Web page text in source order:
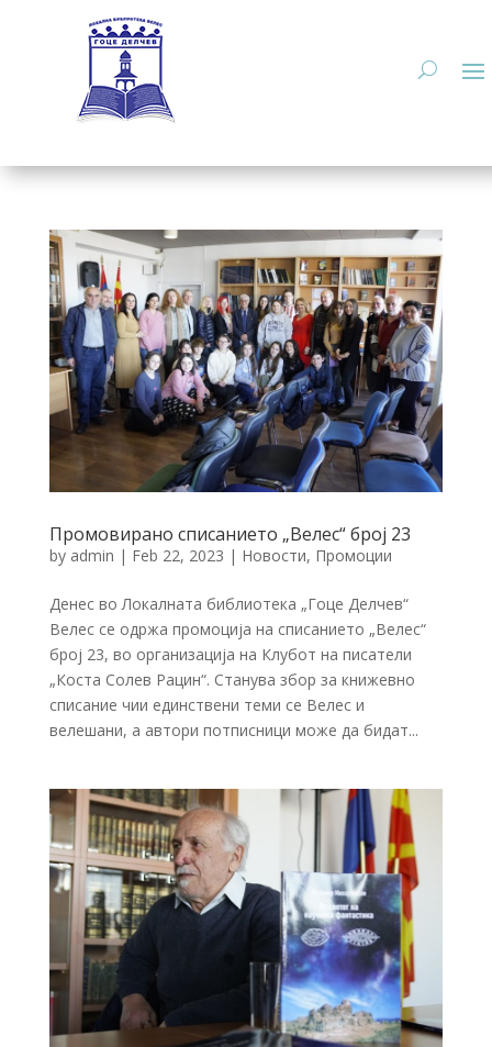
Промовирано списанието „Велес“ број 23
by admin | Feb 22, 2023 | Новости, Промоции
Денес во Локалната библиотека „Гоце Делчев“
Велес се одржа промоција на списанието „Велес“
број 23, во организација на Клубот на писатели
„Коста Солев Рацин“. Станува збор за книжевно
списание чии единствени теми се Велес и
велешани, а автори потписници може да бидат...